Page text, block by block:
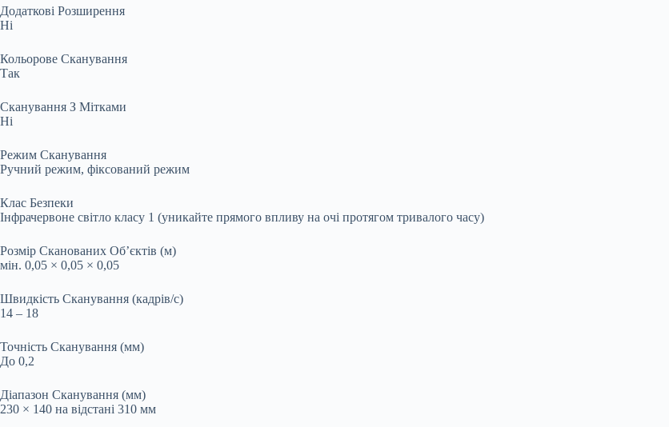
Додаткові Розширення
Ні
Кольорове Сканування
Так
Сканування З Мітками
Ні
Режим Сканування
Ручний режим, фіксований режим
Клас Безпеки
Інфрачервоне світло класу 1 (уникайте прямого впливу на очі протягом тривалого часу)
Розмір Сканованих Об’єктів (м)
мін. 0,05 × 0,05 × 0,05
Швидкість Сканування (кадрів/с)
14 – 18
Точність Сканування (мм)
До 0,2
Діапазон Сканування (мм)
230 × 140 на відстані 310 мм